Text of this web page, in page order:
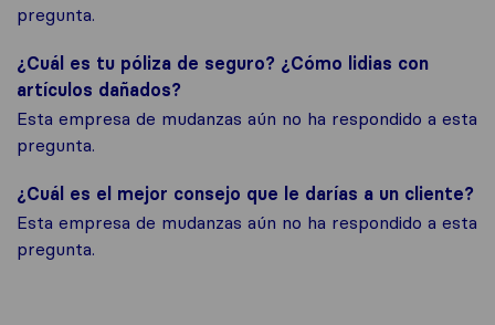
pregunta.
¿Cuál es tu póliza de seguro? ¿Cómo lidias con
artículos dañados?
Esta empresa de mudanzas aún no ha respondido a esta
pregunta.
¿Cuál es el mejor consejo que le darías a un cliente?
Esta empresa de mudanzas aún no ha respondido a esta
pregunta.